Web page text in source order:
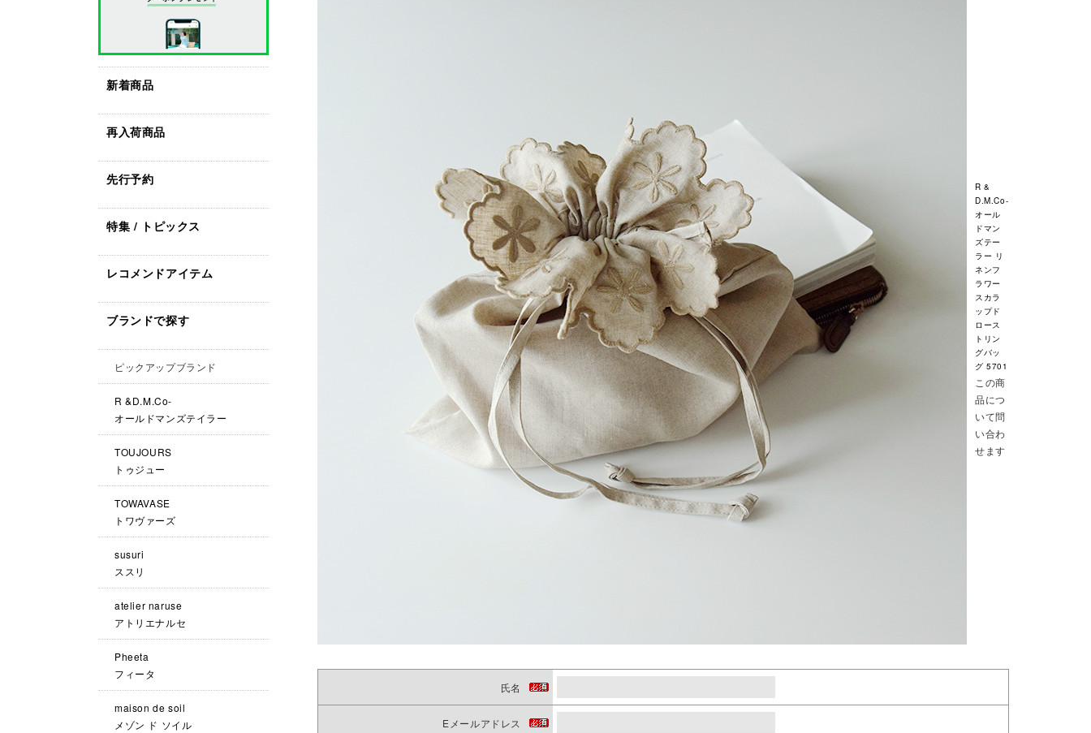
新着商品
再入荷商品
先行予約
特集 / トピックス
レコメンドアイテム
ブランドで探す
ピックアップブランド
R &D.M.Co-
オールドマンズテイラー
TOUJOURS
トゥジュー
TOWAVASE
トワヴァーズ
susuri
ススリ
atelier naruse
アトリエナルセ
Pheeta
フィータ
maison de soil
メゾン ド ソイル
R &
D.M.Co-
オール
ドマン
ズテー
ラー リ
ネンフ
ラワー
スカラ
ップド
ロース
トリン
グバッ
グ 5701
この商
品につ
いて問
い合わ
せます
氏名
Eメールアドレス